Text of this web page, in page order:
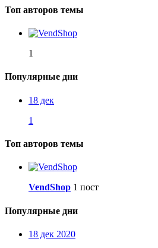
Топ авторов темы
1
Популярные дни
18 дек
1
Топ авторов темы
VendShop 1 пост
Популярные дни
18 дек 2020